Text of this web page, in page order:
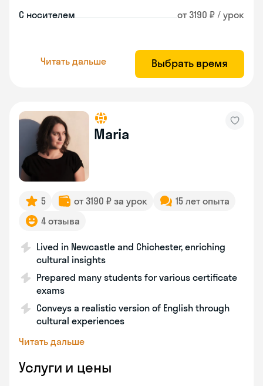
С носителем от 3190 ₽ / урок
Читать дальше Выбрать время
Maria
5 от 3190 ₽ за урок
15 лет опыта
4 отзыва
Lived in Newcastle and Chichester, enriching
cultural insights
Prepared many students for various certificate
exams
Conveys a realistic version of English through
cultural experiences
Читать дальше
Услуги и цены